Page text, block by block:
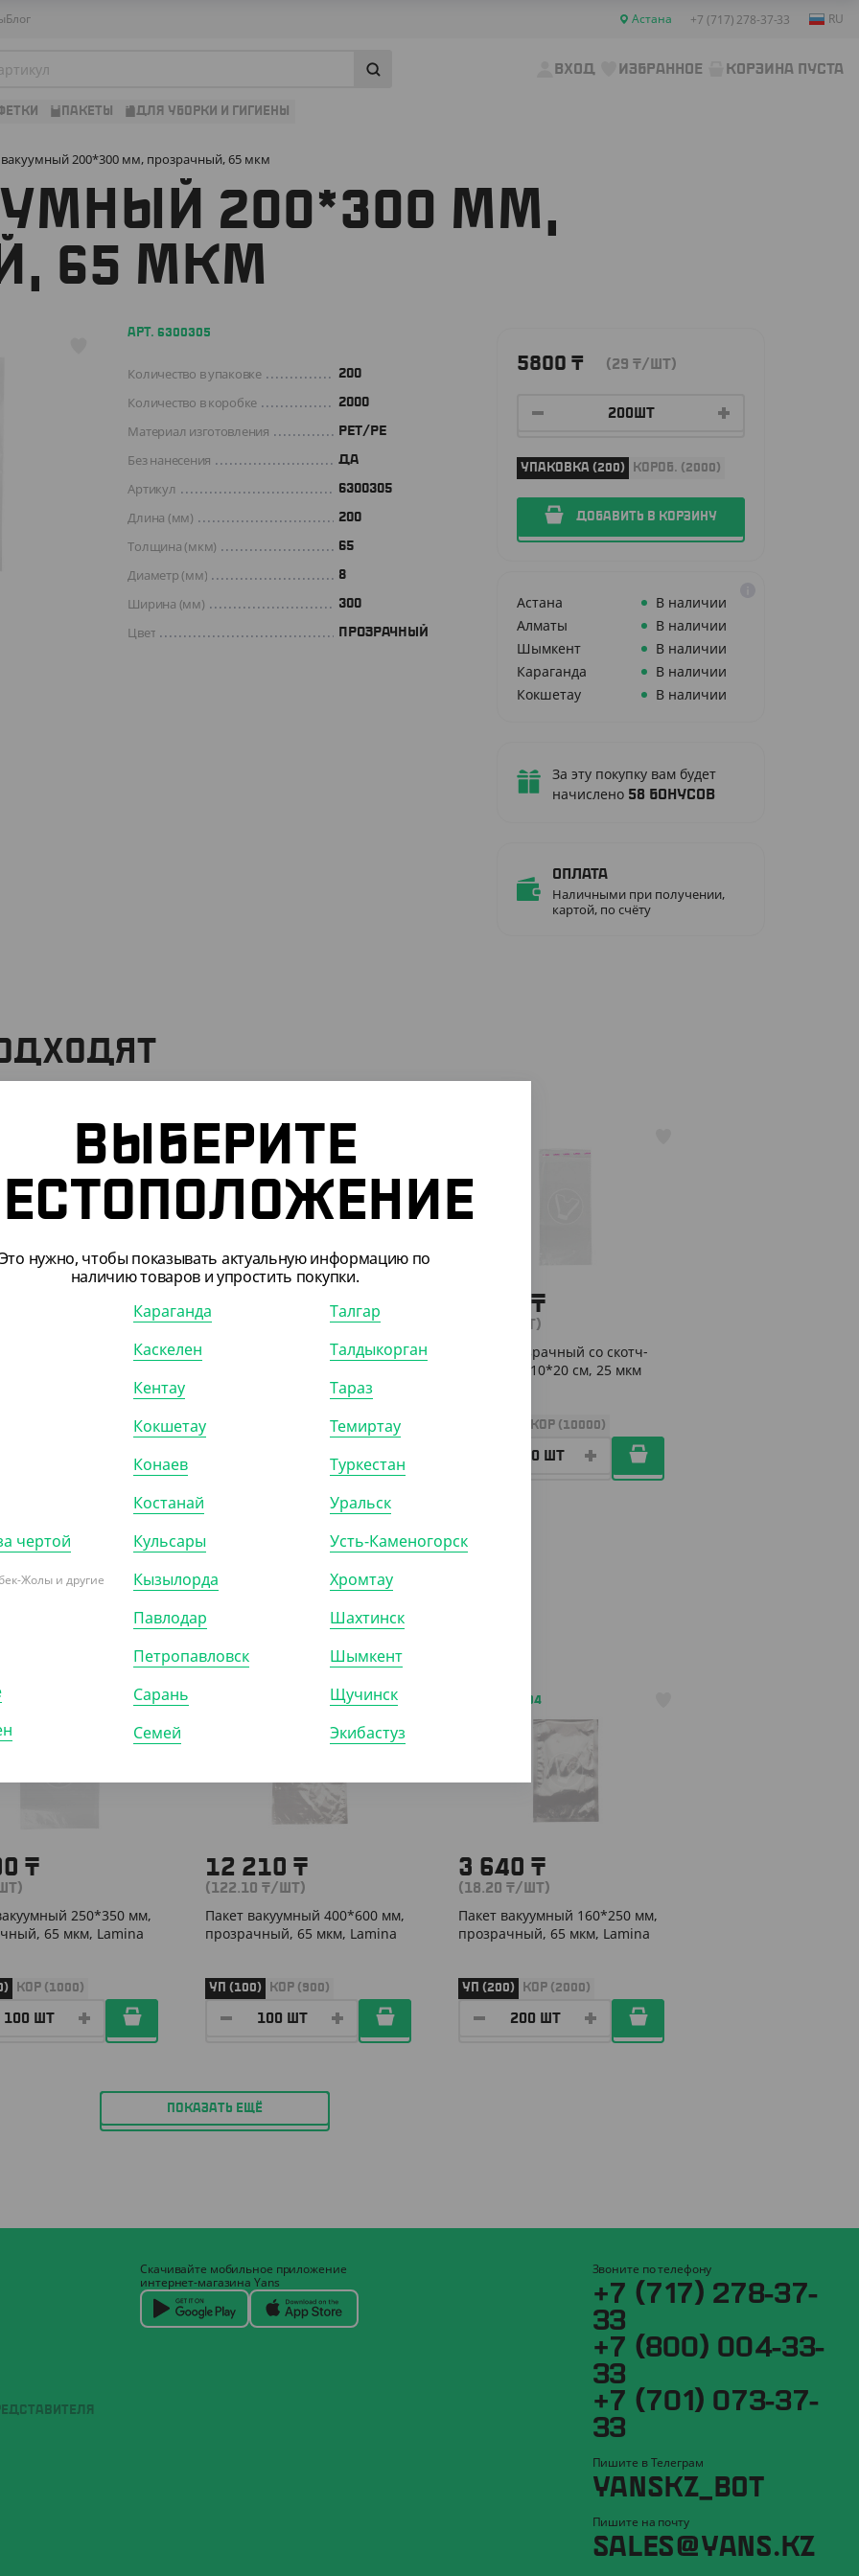
Блог Астана +7 (717) 278-37-33 RU
ВХОД ИЗБРАННОЕ КОРЗИНА ПУСТА
ПАКЕТЫ ДЛЯ УБОРКИ И ГИГИЕНЫ
вакуумный 200*300 мм, прозрачный, 65 мкм
200*300 ММ,
65 МКМ
5800 ₸ (29 ₸/ШТ)
УПАКОВКА (200) КОРОБ. (2000)
ДОБАВИТЬ В КОРЗИНУ
Астана
В наличии
Алматы
В наличии
Шымкент
В наличии
Караганда
В наличии
Кокшетау
В наличии
За эту покупку вам будет
начислено 58 бонусов
Оплата
Наличными при получении,
картой, по счёту
АРТ. 6300305
Количество в упаковке 200
Количество в коробке 2000
Материал изготовления РЕТ/РЕ
Без нанесения ДА
Артикул 6300305
Длина (мм) 200
Толщина (мкм) 65
Диаметр (мм) 8
Ширина (мм) 300
Цвет ПРОЗРАЧНЫЙ
со скотч-
АРТ. 65012
5 200
(5.20
Пакет прозрачный со скотч-
₸
/ШТ)
Пакет прозрачный со скотч-
клапаном, 10*20 см, 25 мкм
КОР (10000)
₸
250*350 мм,
65 мкм, Lamina
КОР (1000)
12 210 ₸
(122.10 ₸/ШТ)
Пакет вакуумный 400*600 мм,
прозрачный, 65 мкм, Lamina
УП (100) КОР (900)
АРТ. 6300604
3 640 ₸
(18.20 ₸/ШТ)
Пакет вакуумный 160*250 мм,
прозрачный, 65 мкм, Lamina
УП (200) КОР (2000)
ПОКАЗАТЬ ЕЩЁ
Скачивайте мобильное приложение
интернет-магазина Yans
Звоните по телефону
+7 (717) 278-37-
33
+7 (800) 004-33-
33
+7 (701) 073-37-
33
Пишите в Телеграм
YANSKZ_BOT
Пишите на почту
SALES@YANS.KZ
ВЫБЕРИТЕ
Это нужно, чтобы показывать актуальную информацию по
наличию товаров и упростить покупки.
чертой
Жолы и другие
Караганда
Каскелен
Кентау
Кокшетау
Конаев
Костанай
Кульсары
Кызылорда
Павлодар
Петропавловск
Сарань
Семей
Талгар
Талдыкорган
Тараз
Темиртау
Туркестан
Уральск
Усть-Каменогорск
Хромтау
Шахтинск
Шымкент
Щучинск
Экибастуз